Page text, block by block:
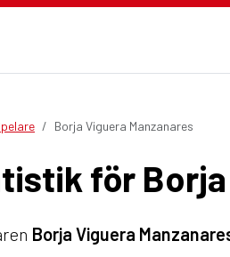
Borja Viguera Manzanares
för Borja
Borja Viguera